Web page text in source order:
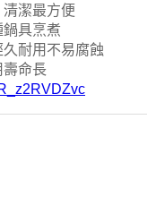
潔最方便
具烹煮
耐用不易腐蝕
壽命長